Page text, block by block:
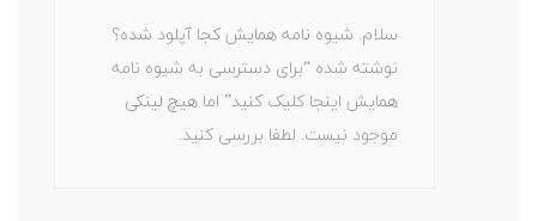
سلام. شیوه نامه همایش کجا آپلود شده؟
نوشته شده “برای دسترسی به شیوه نامه
همایش اینجا کلیک کنید” اما هیچ لینکی
موجود نیست. لطفا بررسی کنید.